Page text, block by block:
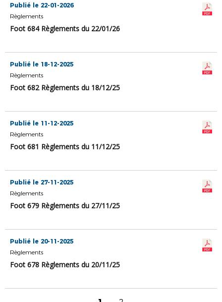
Publié le 22-01-2026
Règlements
Foot 684 Règlements du 22/01/26
Publié le 18-12-2025
Règlements
Foot 682 Règlements du 18/12/25
Publié le 11-12-2025
Règlements
Foot 681 Règlements du 11/12/25
Publié le 27-11-2025
Règlements
Foot 679 Règlements du 27/11/25
Publié le 20-11-2025
Règlements
Foot 678 Règlements du 20/11/25